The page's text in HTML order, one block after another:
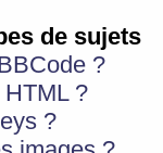
de sujets
?
?
?